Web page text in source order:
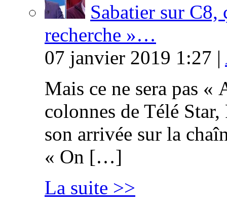
Sabatier sur C8,
recherche »…
07 janvier 2019 1:27 |
Mais ce ne sera pas «
colonnes de Télé
son arrivée sur la
« On […]
La suite >>